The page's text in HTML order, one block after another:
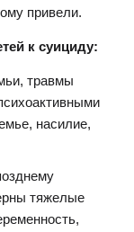
привели.
к суициду:
травмы
насилие,
тяжелые